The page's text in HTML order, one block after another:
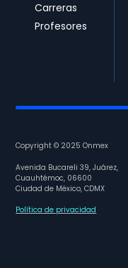
Carreras
Profesores
Copyright © 2025 Onmex
Avenida Bucareli 39, Juárez,
Cuauhtémoc, 06600
Ciudad de México, CDMX
Política de privacidad